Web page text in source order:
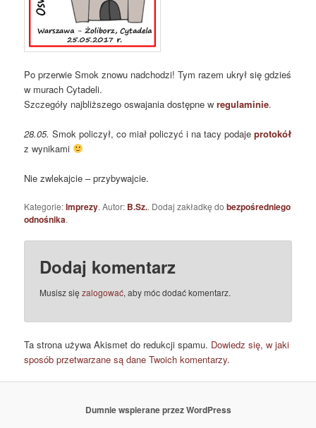
Po przerwie Smok znowu nadchodzi! Tym razem ukrył się gdzieś
w murach Cytadeli.
Szczegóły najbliższego oswajania dostępne wregulaminie.
28.05.Smok policzył, co miał policzyć i na tacy podajeprotokół
z wynikami
Nie zwlekajcie – przybywajcie.
Kategorie:Imprezy. Autor: B.Sz.. Dodaj zakładkę dobezpośredniego
odnośnika.
Dodaj komentarz
Musisz sięzalogować, aby móc dodać komentarz.
Ta strona używa Akismet do redukcji spamu. Dowiedz się, w jaki
sposób przetwarzane są dane Twoich komentarzy.
Dumnie wspierane przez WordPress